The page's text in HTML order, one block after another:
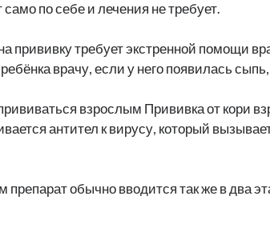
само по себе и лечения не требует.
прививку требует экстренной помощи
ребёнка врачу, если у него появилась
взрослым Прививка от кори
антител к вирусу, который
препарат обычно вводится так же в два